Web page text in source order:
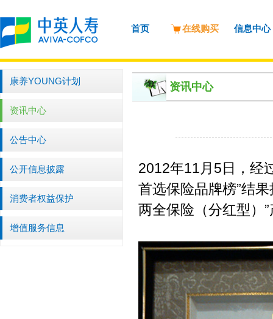
首页 在线购买 信息中心
康养YOUNG计划
资讯中心
公告中心
公开信息披露
消费者权益保护
增值服务信息
资讯中心
2012年11月5日，经
首选保险品牌榜”结
两全保险（分红型）